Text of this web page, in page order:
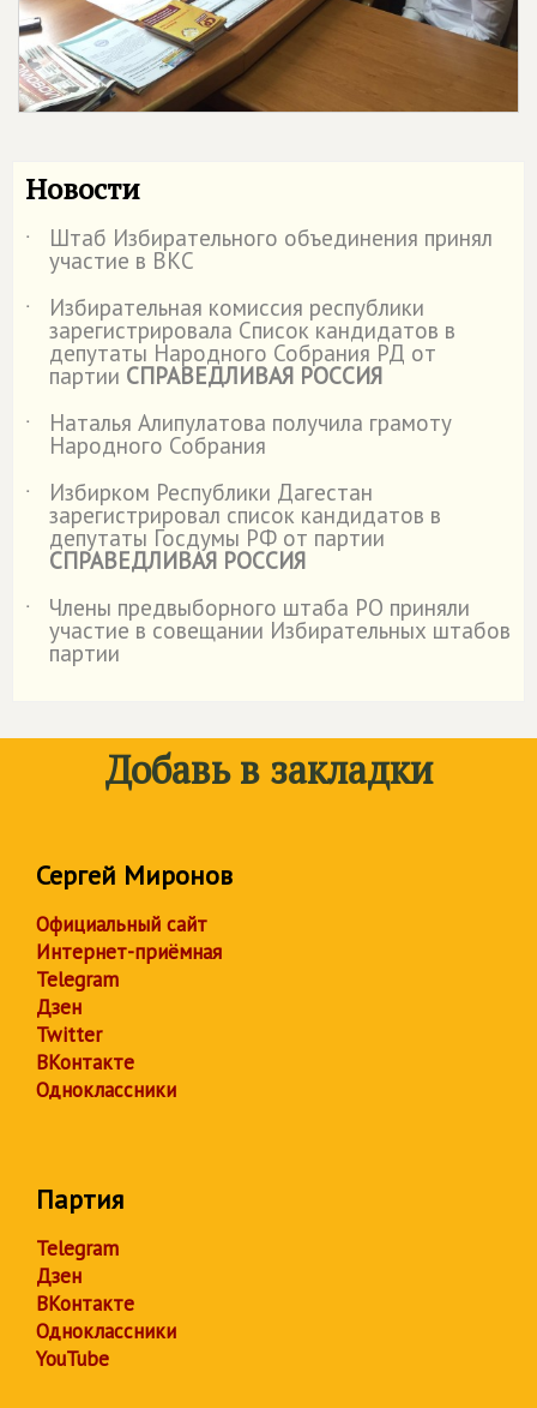
Новости
˙ Штаб Избирательного объединения принял
участие в ВКС
˙
Избирательная комиссия республики
зарегистрировала Список кандидатов в
депутаты Народного Собрания РД от
партии СПРАВЕДЛИВАЯ РОССИЯ
˙
Наталья Алипулатова получила грамоту
Народного Собрания
˙
Избирком Республики Дагестан
зарегистрировал список кандидатов в
депутаты Госдумы РФ от партии
СПРАВЕДЛИВАЯ РОССИЯ
˙
Члены предвыборного штаба РО приняли
участие в совещании Избирательных штабов
партии
Добавь в закладки
Сергей Миронов
Официальный сайт
Интернет-приёмная
Telegram
Дзен
Twitter
ВКонтакте
Одноклассники
Партия
Telegram
Дзен
ВКонтакте
Одноклассники
YouTube